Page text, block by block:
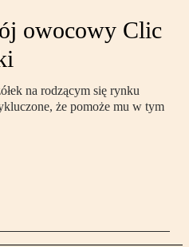
owocowy Clic
na rodzącym się rynku
że pomoże mu w tym